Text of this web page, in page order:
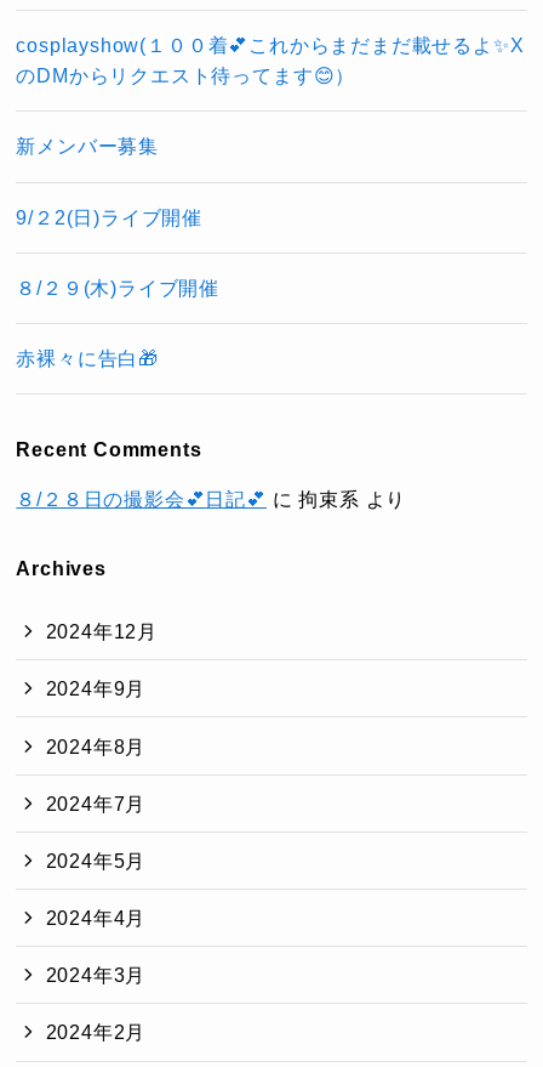
cosplayshow(１００着💕これからまだまだ載せるよ✨X
のDMからリクエスト待ってます😊）
新メンバー募集
9/２2(日)ライブ開催
８/２９(木)ライブ開催
赤裸々に告白🎁
Recent Comments
８/２８日の撮影会💕日記💕 に拘束系 より
Archives
2024年12月
2024年9月
2024年8月
2024年7月
2024年5月
2024年4月
2024年3月
2024年2月